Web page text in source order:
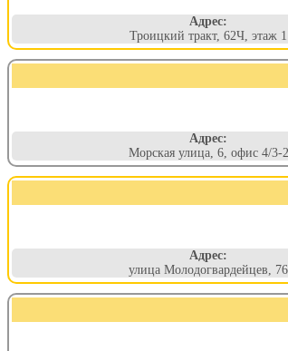
Адрес:
Троицкий тракт, 62Ч, этаж 1
Адрес:
Морская улица, 6, офис 4/3-2
Адрес:
улица Молодогвардейцев, 76